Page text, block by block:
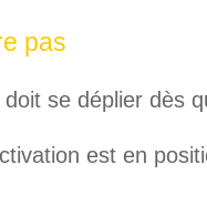
pas
se déplier dès
est en